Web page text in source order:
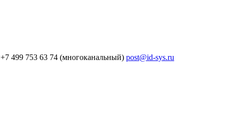
+7 499 753 63 74 (многоканальный) post@id-sys.ru